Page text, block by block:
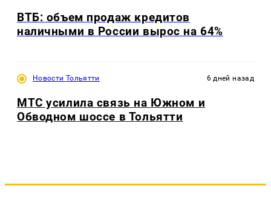
ВТБ: объем продаж кредитов
наличными в России вырос на 64%
Новости Тольятти 6 дней назад
МТС усилила связь на Южном и
Обводном шоссе в Тольятти